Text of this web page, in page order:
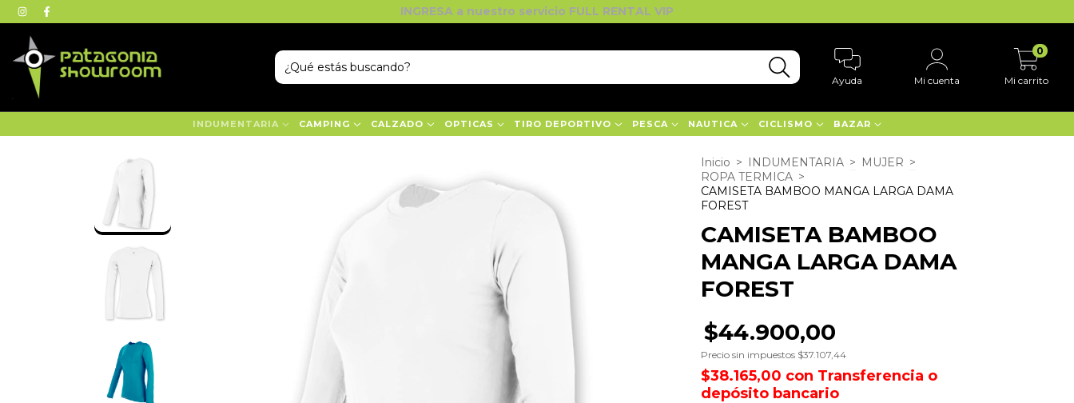
INGRESA a nuestro servicio FULL RENTAL VIP
Ayuda Mi cuenta Mi carrito
0
INDUMENTARIA CAMPING CALZADO OPTICAS TIRO DEPORTIVO PESCA NAUTICA CICLISMO BAZAR
Inicio > INDUMENTARIA > MUJER >
ROPA TERMICA >
CAMISETA BAMBOO MANGA LARGA DAMA
FOREST
CAMISETA BAMBOO
MANGA LARGA DAMA
FOREST
$44.900,00
Precio sin impuestos $37.107,44
$38.165,00 con Transferencia o
depósito bancario